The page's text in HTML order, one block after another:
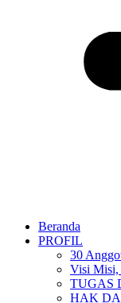
Beranda
PROFIL
30
Visi Misi,
TUGAS
HAK